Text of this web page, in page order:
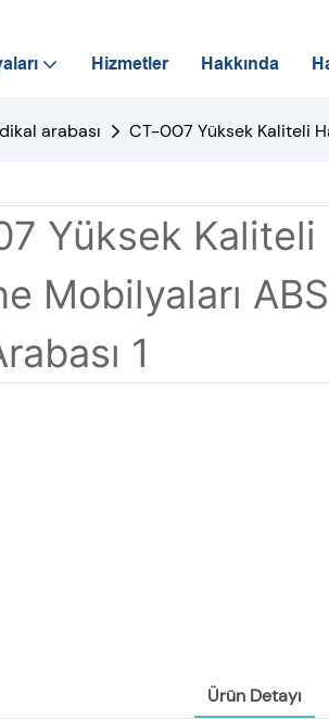
Hizmetler Hakkında
arabası CT-007 Yüksek Kaliteli
Ürün Detayı